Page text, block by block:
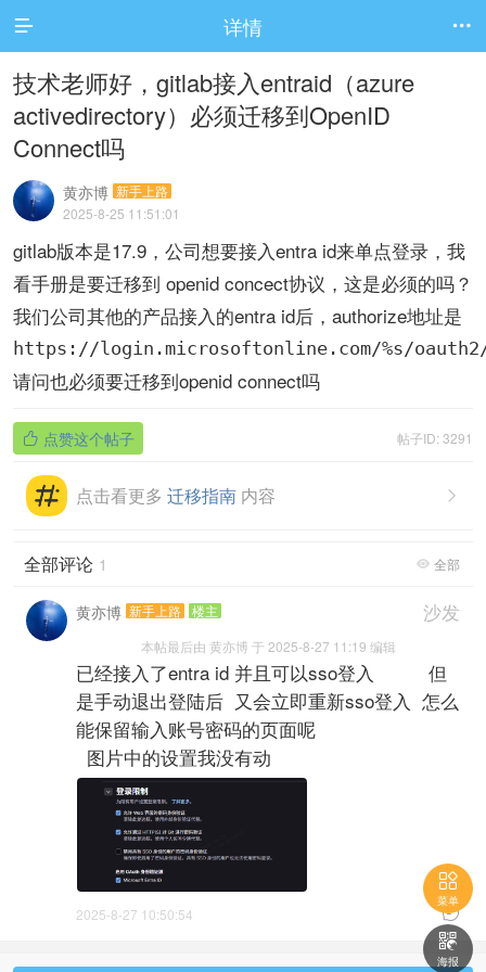
 详情 
技术老师好，gitlab接入entraid（azure
activedirectory）必须迁移到OpenID
Connect吗
黄亦博 新手上路
2025-8-25 11:51:01
gitlab版本是17.9，公司想要接入entra id来单点登录，我
看手册是要迁移到 openid concect协议，这是必须的吗？
我们公司其他的产品接入的entra id后，authorize地址是
https://login.microsoftonline.com/%s/
请问也必须要迁移到openid connect吗
帖子ID: 3291
 点赞这个帖子

点击看更多 迁移指南 内容
 全部
全部评论 1
沙发
黄亦博 新手上路 楼主
本帖最后由 黄亦博 于 2025-8-27 11:19 编辑
已经接入了entra id 并且可以sso登入 但
是手动退出登陆后 又会立即重新sso登入 怎么
能保留输入账号密码的页面呢
图片中的设置我没有动

2025-8-27 10:50:54

菜单

海报